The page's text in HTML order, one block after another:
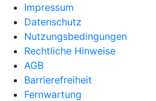
Impressum
Datenschutz
Nutzungsbedingungen
Rechtliche Hinweise
AGB
Barrierefreiheit
Fernwartung